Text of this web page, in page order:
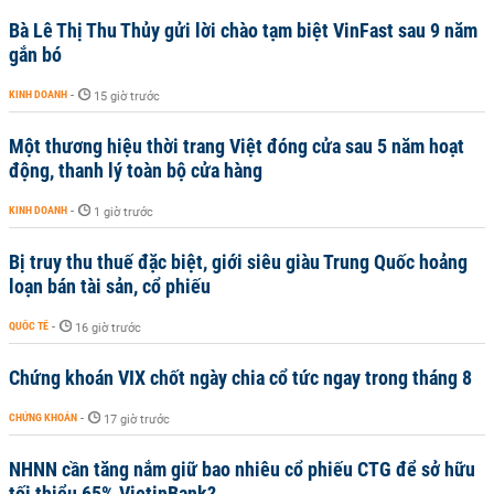
Bà Lê Thị Thu Thủy gửi lời chào tạm biệt VinFast sau 9 năm
gắn bó
KINH DOANH - 15 giờ trước
Một thương hiệu thời trang Việt đóng cửa sau 5 năm hoạt
động, thanh lý toàn bộ cửa hàng
KINH DOANH - 1 giờ trước
Bị truy thu thuế đặc biệt, giới siêu giàu Trung Quốc hoảng
loạn bán tài sản, cổ phiếu
QUỐC TẾ - 16 giờ trước
Chứng khoán VIX chốt ngày chia cổ tức ngay trong tháng 8
CHỨNG KHOÁN - 17 giờ trước
NHNN cần tăng nắm giữ bao nhiêu cổ phiếu CTG để sở hữu